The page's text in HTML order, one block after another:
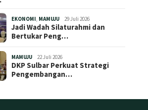
EKONOMI MAMUJU 29 Juli 2026
Jadi Wadah Silaturahmi dan
Bertukar Peng…
MAMUJU 22 Juli 2026
DKP Sulbar Perkuat Strategi
Pengembangan…